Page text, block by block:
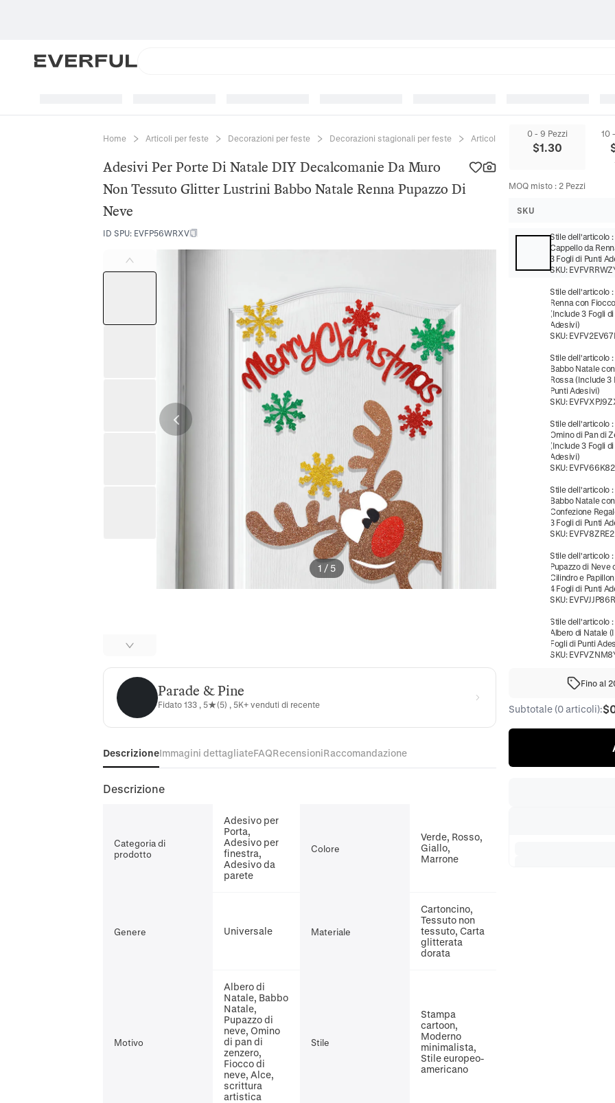
Home Articoli per feste Decorazioni per feste Decorazioni stagionali per feste Articoli natalizi Adesivi Per
Adesivi Per Porte Di Natale DIY Decalcomanie Da Muro
Non Tessuto Glitter Lustrini Babbo Natale Renna Pupazzo Di
Neve
ID SPU: EVFP56WRXV
1 / 5
Parade & PineParade & Pine
Fidato 133 , 5★(5) , 5K+ venduti di recente
DescrizioneImmagini dettagliateFAQRecensioniRaccomandazione
Descrizione
Categoria di
prodotto
Adesivo per
Porta,
Adesivo per
finestra,
Adesivo da
parete
Colore
Verde, Rosso,
Giallo,
Marrone
Genere Universale Materiale
Cartoncino,
Tessuto non
tessuto, Carta
glitterata
dorata
Motivo
Albero di
Natale, Babbo
Natale,
Pupazzo di
neve, Omino
di pan di
zenzero,
Fiocco di
neve, Alce,
scrittura
artistica
Stile
Stampa
cartoon,
Moderno
minimalista,
Stile europeo-
americano
0 - 9 Pezzi
$1.30
10
MOQ misto: 2 Pezzi
SKU
Stile dell'articolo :
Cappello da
3 Fogli di Punti
SKU:
Stile dell'articolo :
Renna con
(Include 3 Fogli
Adesivi)
SKU:
Stile dell'articolo :
Babbo Natale
Rossa (Include 3
Punti Adesivi)
SKU:
Stile dell'articolo :
Omino di Pan di
(Include 3 Fogli
Adesivi)
SKU:
Stile dell'articolo :
Babbo Natale con
Confezione
3 Fogli di Punti
SKU:
Stile dell'articolo :
Pupazzo di Neve
Cilindro e
4 Fogli di Punti
SKU:
Stile dell'articolo :
Albero di Natale
Fogli di Punti
SKU:
Fino al
Subtotale (0 articoli):